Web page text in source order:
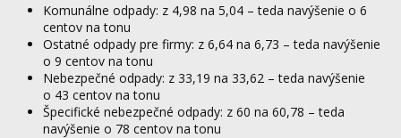
Komunálne odpady: z 4,98 na 5,04 – teda navýšenie o 6
centov na tonu
Ostatné odpady pre firmy: z 6,64 na 6,73 – teda navýšenie
o 9 centov na tonu
Nebezpečné odpady: z 33,19 na 33,62 – teda navýšenie
o 43 centov na tonu
Špecifické nebezpečné odpady: z 60 na 60,78 – teda
navýšenie o 78 centov na tonu